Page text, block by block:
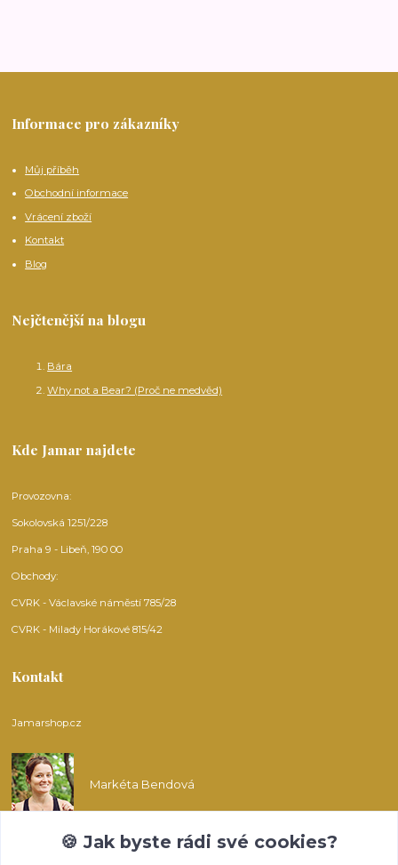
Informace pro zákazníky
Můj příběh
Obchodní informace
Vrácení zboží
Kontakt
Blog
Nejčtenější na blogu
Bára
Why not a Bear? (Proč ne medvěd)
Kde Jamar najdete
Provozovna:
Sokolovská 1251/228
Praha 9 - Libeň, 190 00
Obchody:
CVRK - Václavské náměstí 785/28
CVRK - Milady Horákové 815/42
Kontakt
Jamarshop.cz
Markéta Bendová
info@jamarshop.cz
🍪 Jak byste rádi své cookies?